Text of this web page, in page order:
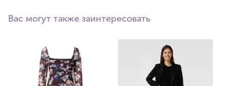
Вас могут также заинтересовать